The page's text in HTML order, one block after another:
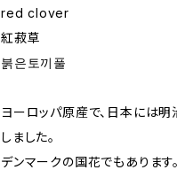
red clover
紅菽草
붉은토끼풀
ヨーロッパ原産で、日本には
しました。
デンマークの国花でもあります。